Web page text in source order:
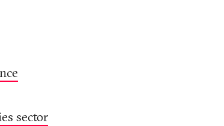
sector